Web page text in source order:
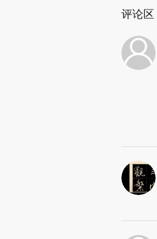
评论区